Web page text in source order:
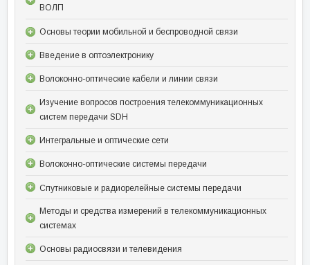
ВОЛП
Основы теории мобильной и беспроводной связи
Введение в оптоэлектронику
Волоконно-оптические кабели и линии связи
Изучение вопросов построения телекоммуникационных
систем передачи SDH
Интегральные и оптические сети
Волоконно-оптические системы передачи
Спутниковые и радиорелейные системы передачи
Методы и средства измерений в телекоммуникационных
системах
Основы радиосвязи и телевидения